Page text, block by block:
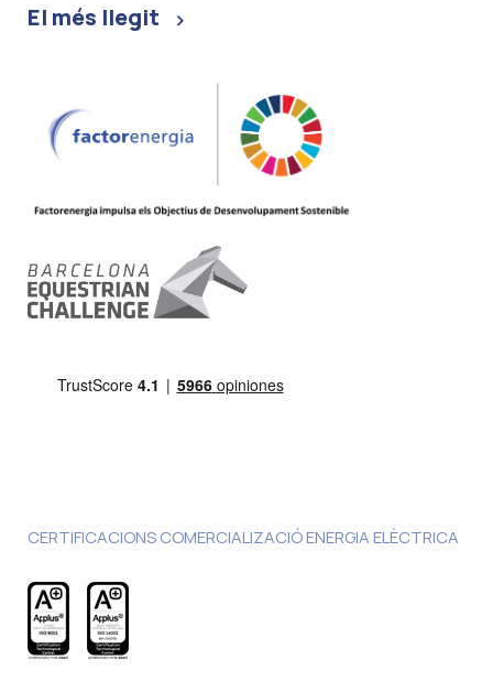
El més llegit
CERTIFICACIONS COMERCIALIZACIÓ ENERGIA ELÈCTRICA